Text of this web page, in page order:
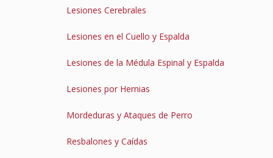
Lesiones Cerebrales
Lesiones en el Cuello y Espalda
Lesiones de la Médula Espinal y Espalda
Lesiones por Hernias
Mordeduras y Ataques de Perro
Resbalones y Caídas